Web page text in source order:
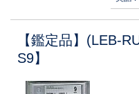
【鑑定品】(LEB-
S9】